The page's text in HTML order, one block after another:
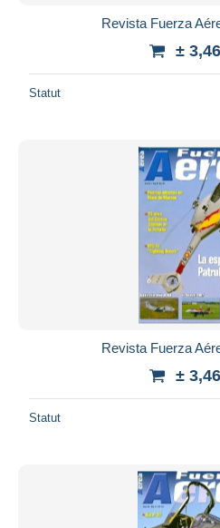
Revista Fuerza
±
Statut
Revista Fuerza
±
Statut